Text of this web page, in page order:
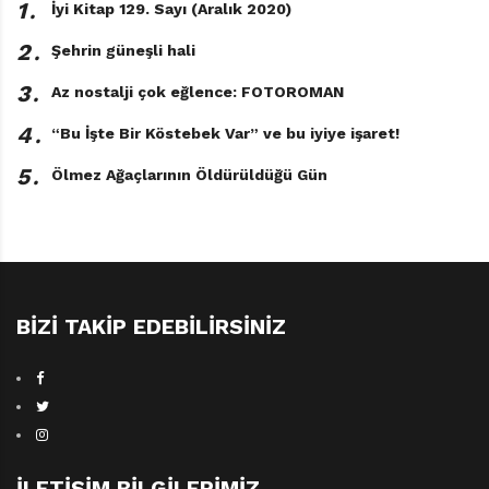
çoğuna misafir ettiği hayvanları çok seven ve faşizme
karşı mücadele vermiş biri olarak belki de bu konuya
faşizmin temelidir ve şüphesiz ki bu sadece insanları
ilgilendiren bir mesele değildir.
1․ İyi Kitap 129. Sayı (Aralık 2020)
2․ Şehrin güneşli hali
3․ Az nostalji çok eğlence: FOTOROMAN
4․ “Bu İşte Bir Köstebek Var” ve bu iyiye işaret!
5․ Ölmez Ağaçlarının Öldürüldüğü Gün
BIZI TAKIP EDEBILIRSINIZ